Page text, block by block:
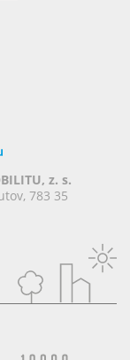
z. s.
783 35